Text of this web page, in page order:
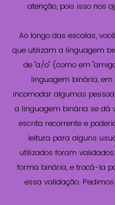
atenção, pois isso nos
Ao longo das escalas,
que utilizam a linguagem
de "a/o" (como em
linguagem binária,
incomodar algumas
a linguagem binária se dá
escrita recorrente e
leitura para alguns
utilizados foram
forma binária, e trocá-la
essa validação.